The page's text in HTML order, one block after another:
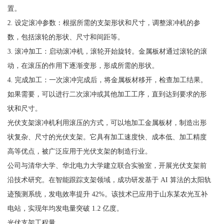
置。
2. 设定滚冲参数：根据所需的支架形状和尺寸，调整滚冲机的参
数，包括滚轮的形状、尺寸和间距等。
3. 滚冲加工：启动滚冲机，滚轮开始旋转。金属板材通过滚轮的滚
动，在滚压的作用下逐渐变形，形成所需的形状。
4. 完成加工：一次滚冲完成后，将金属板材移开，检查加工结果。
如果需要，可以进行二次滚冲或其他加工工序，直到达到要求的形
状和尺寸。
光伏支架滚冲机利用滚压的方式，可以地加工金属板材，制造出形
状复杂、尺寸的光伏支架。它具有加工速度快、成本低、加工精度
高等优点，被广泛应用于光伏支架的制造行业。
公司与清华大学、华北电力大学建立联合实验室，开展光伏支架前
沿技术研究。在智能跟踪支架领域，成功研发基于 AI 算法的太阳轨
迹预测系统，发电效率提升 42%。该技术已应用于山东某农光互补
电站，实现年均发电量突破 1.2 亿度。